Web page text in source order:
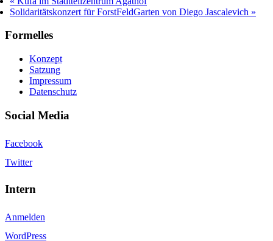
Solidaritätskonzert für ForstFeldGarten von Diego Jascalevich »
Formelles
Konzept
Satzung
Impressum
Datenschutz
Social Media
Facebook
Twitter
Intern
Anmelden
WordPress